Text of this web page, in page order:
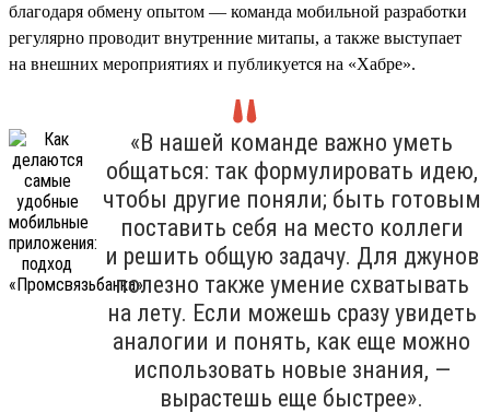
благодаря обмену опытом — команда мобильной разработки
регулярно проводит внутренние митапы, а также выступает
на внешних мероприятиях и публикуется на «Хабре».
«В нашей команде важно уметь
общаться: так формулировать идею,
чтобы другие поняли; быть готовым
поставить себя на место коллеги
и решить общую задачу. Для джунов
полезно также умение схватывать
на лету. Если можешь сразу увидеть
аналогии и понять, как еще можно
использовать новые знания, —
вырастешь еще быстрее».